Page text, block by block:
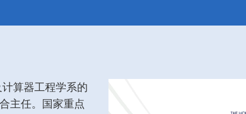
算器工程学系的
主任。国家重点